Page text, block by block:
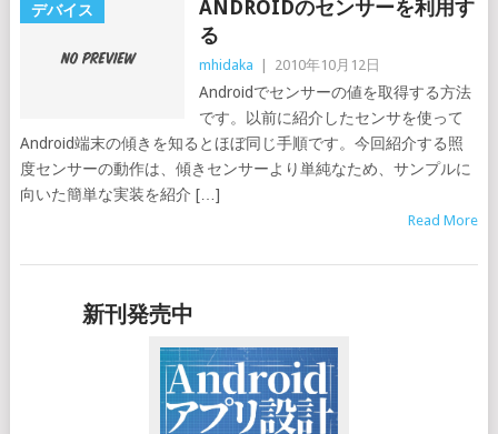
デバイス
ANDROIDのセンサーを利用す
る
mhidaka 2010年10月12日
Androidでセンサーの値を取得する方法
です。以前に紹介したセンサを使って
Android端末の傾きを知るとほぼ同じ手順です。今回紹介する照
度センサーの動作は、傾きセンサーより単純なため、サンプルに
向いた簡単な実装を紹介 […]
Read More
新刊発売中